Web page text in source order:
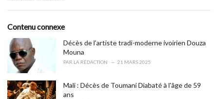
o
r
e
s
:Contenu connexe
Décès de l’artiste tradi-moderne ivoirien Douza
Mouna
PAR LA RÉDACTION 21 MARS 2025
Mali : Décès de Toumani Diabaté à l'âge de 59
ans